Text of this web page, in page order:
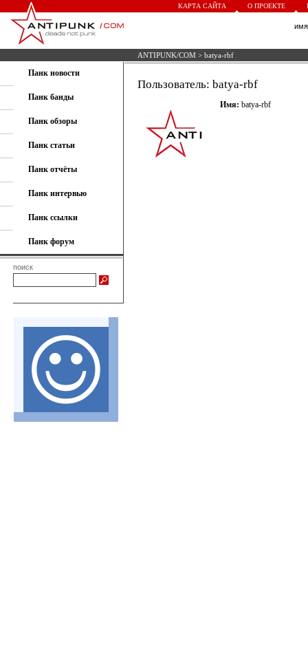
КАРТА САЙТА О ПРОЕКТЕ
ANTIPUNK/COM > batya-rbf
Панк новости
Панк банды
Панк обзоры
Панк статьи
Панк отчёты
Панк интервью
Панк ссылки
Панк форум
поиск
Пользователь: batya-rbf
Имя: batya-rbf